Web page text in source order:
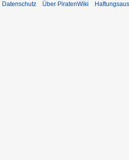
Datenschutz Über PiratenWiki